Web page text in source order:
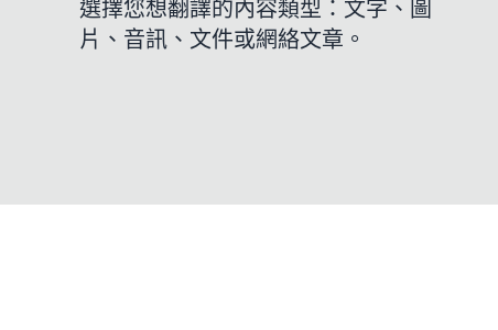
選擇您想翻譯的內容類型：文字、圖
片、音訊、文件或網絡文章。